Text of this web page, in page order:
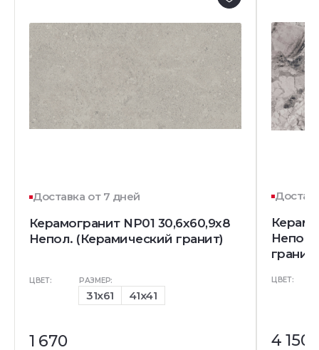
Доставка от 7 дней
Керамогранит NP01 30,6x60,9x8
Непол. (Керамический гранит)
ЦВЕТ: РАЗМЕР:
31x61 41x41
1 670
гранит)
ЦВЕТ:
4 150